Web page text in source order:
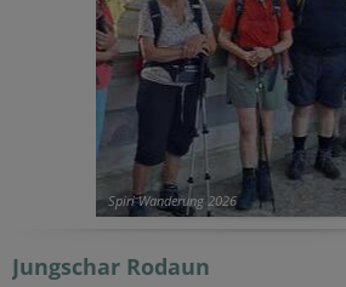
Spiri Wanderung 2026
Jungschar Rodaun